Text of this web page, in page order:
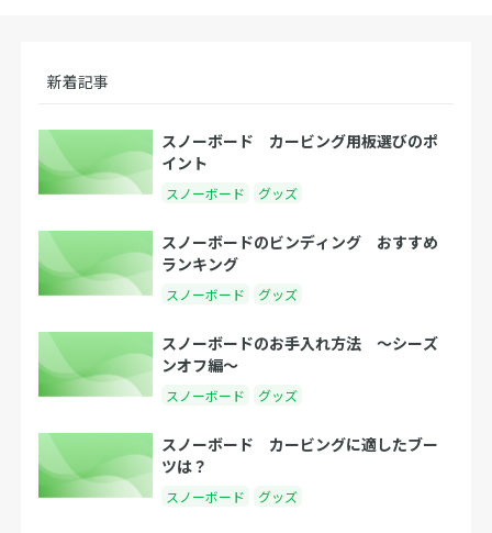
新着記事
スノーボード カービング用板選びのポ
イント
スノーボード グッズ
スノーボードのビンディング おすすめ
ランキング
スノーボード グッズ
スノーボードのお手入れ方法 〜シーズ
ンオフ編〜
スノーボード グッズ
スノーボード カービングに適したブー
ツは？
スノーボード グッズ